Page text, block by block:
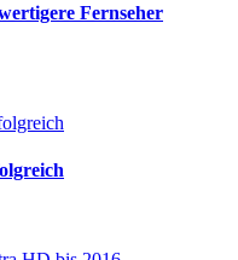
Fernseher